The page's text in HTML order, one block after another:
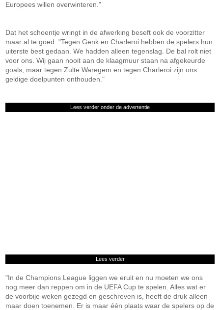
Europees willen overwinteren."
Dat het schoentje wringt in de afwerking beseft ook de voorzitter
maar al te goed. "Tegen Genk en Charleroi hebben de spelers hun
uiterste best gedaan. We hadden alleen tegenslag. De bal rolt niet
voor ons. Wij gaan nooit aan de klaagmuur staan na afgekeurde
goals, maar tegen Zulte Waregem en tegen Charleroi zijn ons
geldige doelpunten onthouden."
Lees verder onder de advertentie
Lees verder
"In de Champions League liggen we eruit en nu moeten we ons
nog meer dan reppen om in de UEFA Cup te spelen. Alles wat er
de voorbije weken gezegd en geschreven is, heeft de druk alleen
maar doen toenemen. Er is maar één plaats waar de spelers op de